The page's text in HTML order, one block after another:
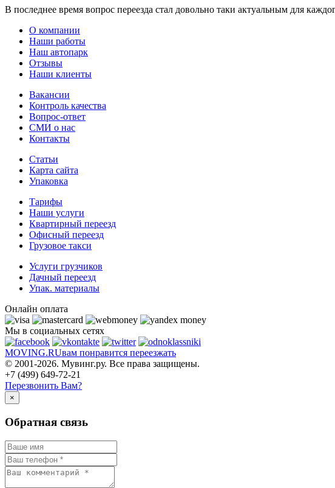
В последнее время вопрос переезда стал довольно таки актуальным для
О компании
Наши работы
Наш автопарк
Отзывы
Наши клиенты
Вакансии
Контроль качества
Вопрос-ответ
СМИ о нас
Контакты
Статьи
Карта сайта
Упаковка
Тарифы
Наши услуги
Квартирный переезд
Офисный переезд
Грузовое такси
Услуги грузчиков
Дачный переезд
Упак. материалы
Онлайн оплата
Мы в социальных сетях
MOVING.RUвам понравится переезжать
© 2001-2026. Мувинг.ру. Все права защищены.
+7 (499) 649-72-21
Перезвонить Вам?
×
Обратная связь